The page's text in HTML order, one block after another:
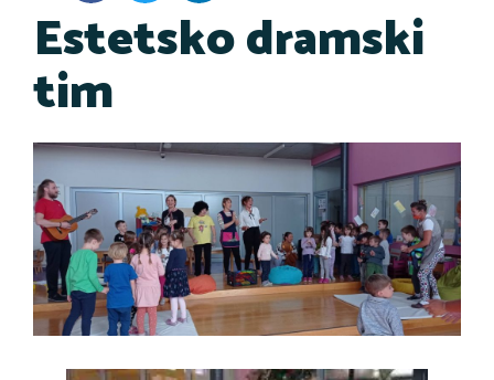
Estetsko dramski
tim